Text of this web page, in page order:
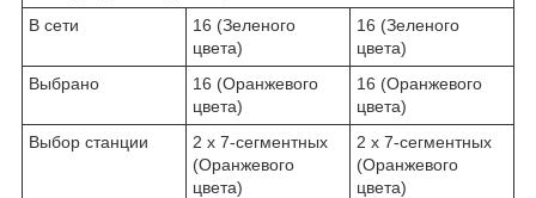
В сети
16 (Зеленого
цвета)
16 (Зеленого
цвета)
Выбрано
16 (Оранжевого
цвета)
16 (Оранжевого
цвета)
Выбор станции
2 x 7-сегментных
(Оранжевого
цвета)
2 x 7-сегментных
(Оранжевого
цвета)